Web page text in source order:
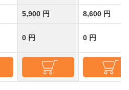
5,900 円 8,600 円
0 円 0 円